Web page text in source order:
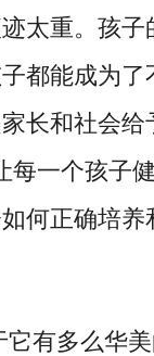
太重。孩
都能成为了
长和社会
每一个孩子
何正确培养
有多么华